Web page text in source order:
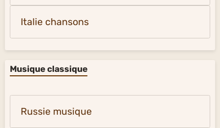
Italie chansons
Musique classique
Russie musique